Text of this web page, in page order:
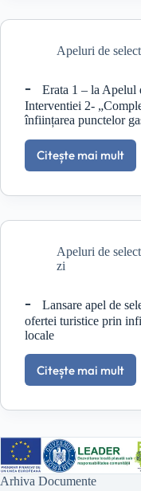
activități
Zilei
Copilului
la
Școala
Letea,
comuna
C.A.
data
10:00
Apeluri de
Erata 1 – la Apelul
Interventiei 2-
înființarea punctelor
Citește mai mult
Erata
1
–
Apelul
Selectie
Interventiei
2-
turistice
prin
înființarea
locale”
Apeluri de
zi
Lansare apel de
ofertei turistice prin
locale
Citește mai mult
Lansare
de
Interventia
2
–
Arhiva Documente